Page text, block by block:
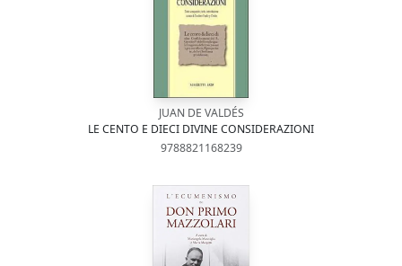
JUAN DE VALDÉS
LE CENTO E DIECI DIVINE CONSIDERAZIONI
9788821168239